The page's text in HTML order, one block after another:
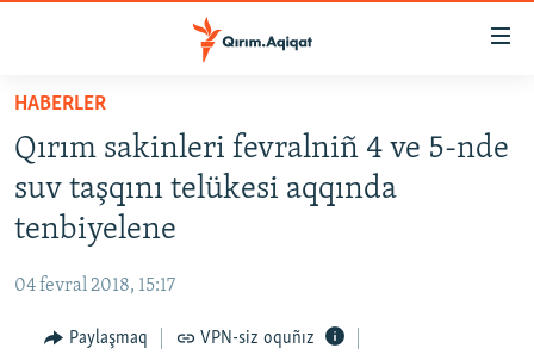
Esas
qaytmaq
Baş
navigatsiyağa
qaytmaq
Qıdıruvğa
SİYASET
İQTİSADİYAT
MEDENİYET
İNSAN AQLARI
HABERLER
Qırım sakinleri fevralniñ 4 ve 5-nde
suv taşqını telükesi aqqında
tenbiyelene
04 fevral 2018, 15:17
Paylaşmaq VPN-siz oquñız